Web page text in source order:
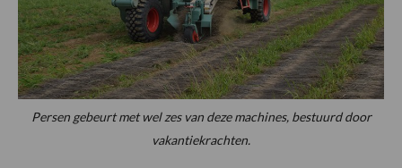
Persen gebeurt met wel zes van deze machines, bestuurd door
vakantiekrachten.